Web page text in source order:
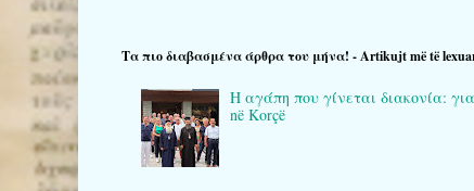
Τα πιο διαβασμένα άρθρα του μήνα! - Artikujt më të
Η αγάπη που γίνεται διακονία:
në Korçë